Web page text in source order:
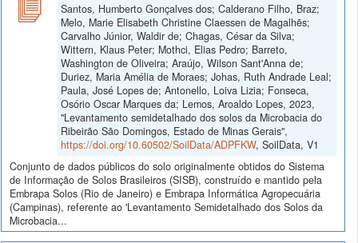
Santos, Humberto Gonçalves dos; Calderano Filho, Braz;
Melo, Marie Elisabeth Christine Claessen de Magalhẽs;
Carvalho Júnior, Waldir de; Chagas, César da Silva;
Wittern, Klaus Peter; Mothci, Elias Pedro; Barreto,
Washington de Oliveira; Araújo, Wilson Sant'Anna de;
Duriez, Maria Amélia de Moraes; Johas, Ruth Andrade Leal;
Paula, José Lopes de; Antonello, Loiva Lizia; Fonseca,
Osório Oscar Marques da; Lemos, Aroaldo Lopes, 2023,
"Levantamento semidetalhado dos solos da Microbacia do
Ribeirão São Domingos, Estado de Minas Gerais",
https://doi.org/10.60502/SoilData/ADPFKW, SoilData, V1
Conjunto de dados públicos do solo originalmente obtidos do Sistema
de Informação de Solos Brasileiros (SISB), construído e mantido pela
Embrapa Solos (Rio de Janeiro) e Embrapa Informática Agropecuária
(Campinas), referente ao 'Levantamento Semidetalhado dos Solos da
Microbacia...